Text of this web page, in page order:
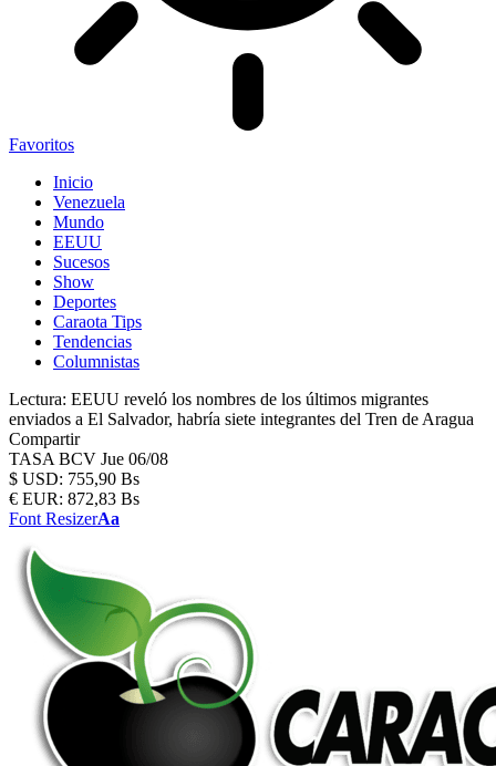
Favoritos
Inicio
Venezuela
Mundo
EEUU
Sucesos
Show
Deportes
Caraota Tips
Tendencias
Columnistas
Lectura: EEUU reveló los nombres de los últimos migrantes
enviados a El Salvador, habría siete integrantes del Tren de Aragua
Compartir
TASA BCV Jue 06/08
$ USD: 755,90 Bs
€ EUR: 872,83 Bs
Font ResizerAa